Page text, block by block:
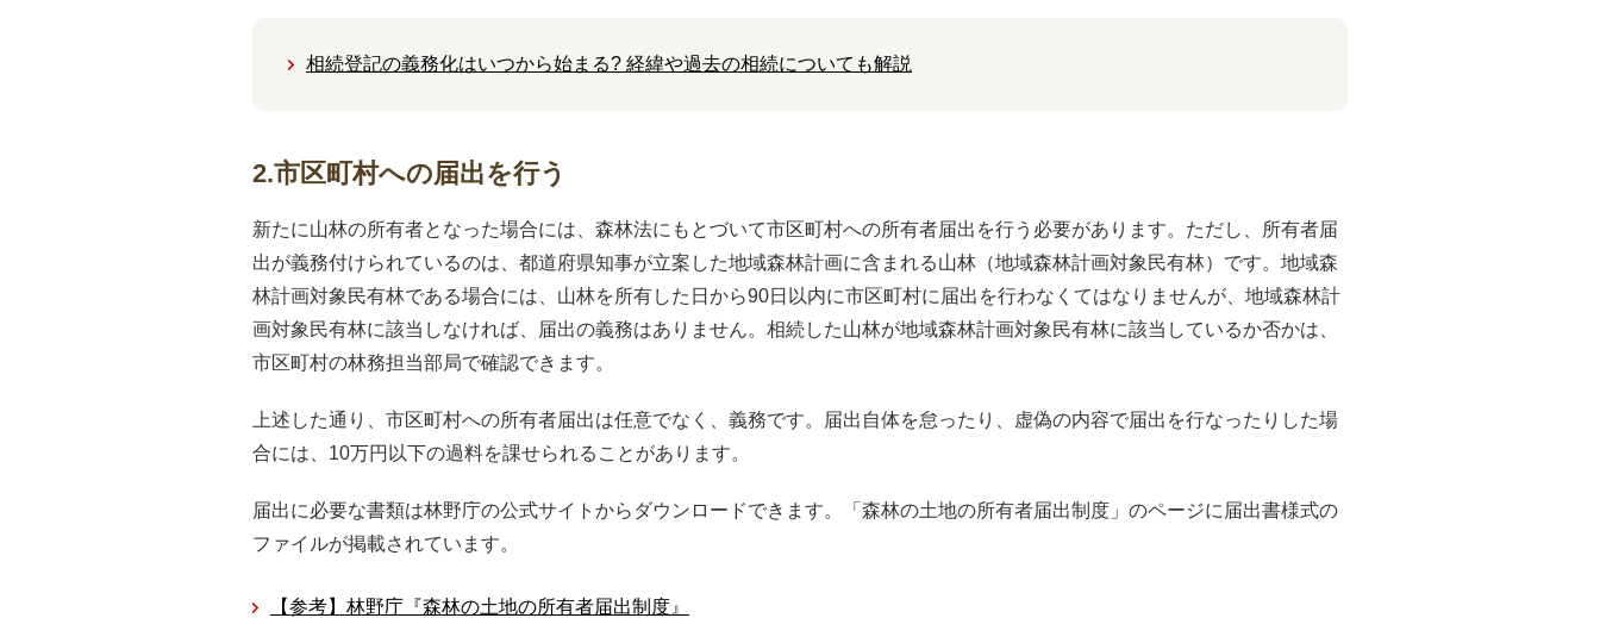
相続登記の義務化はいつから始まる? 経緯や過去の相続についても解説
2.市区町村への届出を行う
新たに山林の所有者となった場合には、森林法にもとづいて市区町村への所有者届出を行う必要があります。ただし、所有者届
出が義務付けられているのは、都道府県知事が立案した地域森林計画に含まれる山林（地域森林計画対象民有林）です。地域森
林計画対象民有林である場合には、山林を所有した日から90日以内に市区町村に届出を行わなくてはなりませんが、地域森林計
画対象民有林に該当しなければ、届出の義務はありません。相続した山林が地域森林計画対象民有林に該当しているか否かは、
市区町村の林務担当部局で確認できます。
上述した通り、市区町村への所有者届出は任意でなく、義務です。届出自体を怠ったり、虚偽の内容で届出を行なったりした場
合には、10万円以下の過料を課せられることがあります。
届出に必要な書類は林野庁の公式サイトからダウンロードできます。「森林の土地の所有者届出制度」のページに届出書様式の
ファイルが掲載されています。
【参考】林野庁『森林の土地の所有者届出制度』